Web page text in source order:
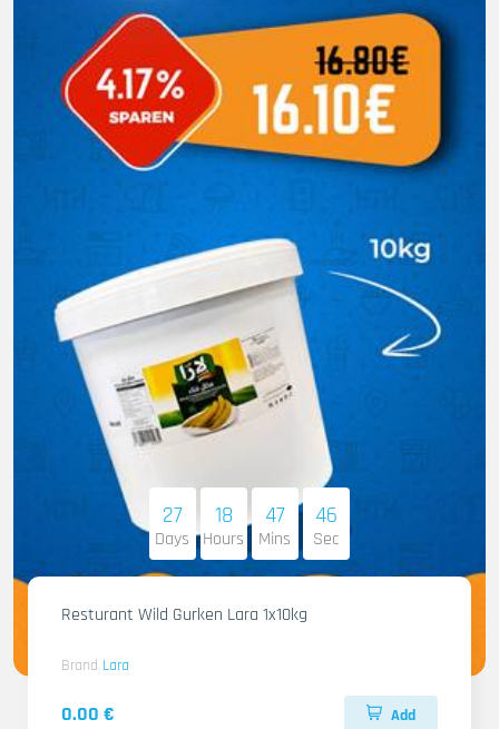
27
Days
18
Hours
47
Mins
45
Sec
Resturant Wild Gurken Lara 1x10kg
Brand Lara
0.00 € Add